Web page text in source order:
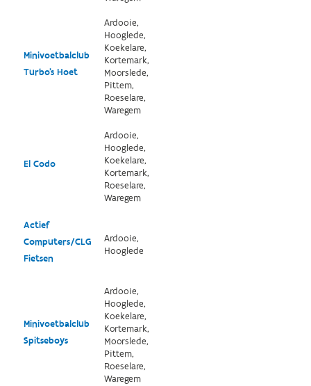
Minivoetbalclub
Turbo's Hoet
Ardooie,
Hooglede,
Koekelare,
Kortemark,
Moorslede,
Pittem,
Roeselare,
Waregem
El Codo
Ardooie,
Hooglede,
Koekelare,
Kortemark,
Roeselare,
Waregem
Actief
Computers/CLG
Fietsen
Ardooie,
Hooglede
Minivoetbalclub
Spitseboys
Ardooie,
Hooglede,
Koekelare,
Kortemark,
Moorslede,
Pittem,
Roeselare,
Waregem